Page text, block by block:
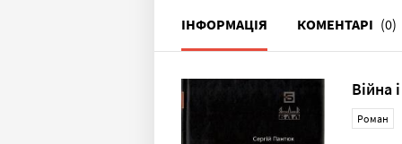
ІНФОРМАЦІЯ КОМЕНТАРІ (0)
Війна
Роман